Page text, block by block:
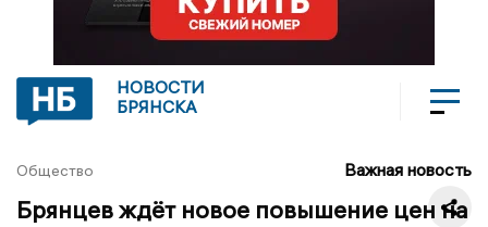
НОВОСТИ
БРЯНСКА
Общество Важная новость
Брянцев ждёт новое повышение цен на